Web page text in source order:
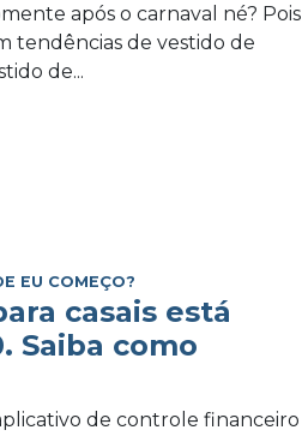
após o carnaval né? Pois
tendências de vestido de
de...
EU COMEÇO?
casais está
Saiba como
de controle financeiro